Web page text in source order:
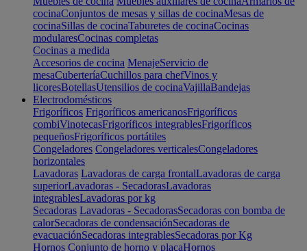
cocinaConjuntos de mesas y sillas de cocinaMesas de
cocinaSillas de cocinaTaburetes de cocinaCocinas
modularesCocinas completas
Cocinas a medida
Accesorios de cocina MenajeServicio de
mesaCuberteríaCuchillos para chefVinos y
licoresBotellasUtensilios de cocinaVajillaBandejas
Electrodomésticos
Frigoríficos Frigoríficos americanosFrigoríficos
combiVinotecasFrigoríficos integrablesFrigoríficos
pequeñosFrigoríficos portátiles
Congeladores Congeladores verticalesCongeladores
horizontales
Lavadoras Lavadoras de carga frontalLavadoras de carga
superiorLavadoras - SecadorasLavadoras
integrablesLavadoras por kg
Secadoras Lavadoras - SecadorasSecadoras con bomba de
calorSecadoras de condensaciónSecadoras de
evacuaciónSecadoras integrablesSecadoras por Kg
Hornos Conjunto de horno y placaHornos